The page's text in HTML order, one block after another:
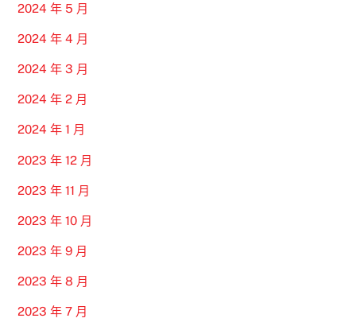
2024 年 5 月
2024 年 4 月
2024 年 3 月
2024 年 2 月
2024 年 1 月
2023 年 12 月
2023 年 11 月
2023 年 10 月
2023 年 9 月
2023 年 8 月
2023 年 7 月